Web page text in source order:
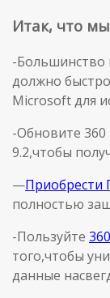
Итак, что
-Большинство
должно
Microsoft для
-Обновите 360
9.2,чтобы
—Приобрести
полностью
-Пользуйте
того,чтобы
данные